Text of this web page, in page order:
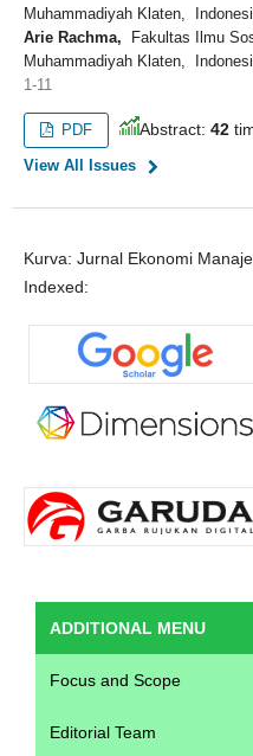
Muhammadiyah Klaten,
Arie Rachma, Fakultas Ilmu
Muhammadiyah Klaten,
1-11
PDF Abstract:42
View All Issues
Kurva: Jurnal Ekonomi
Indexed:
ADDITIONAL MENU
Focus and Scope
Editorial Team